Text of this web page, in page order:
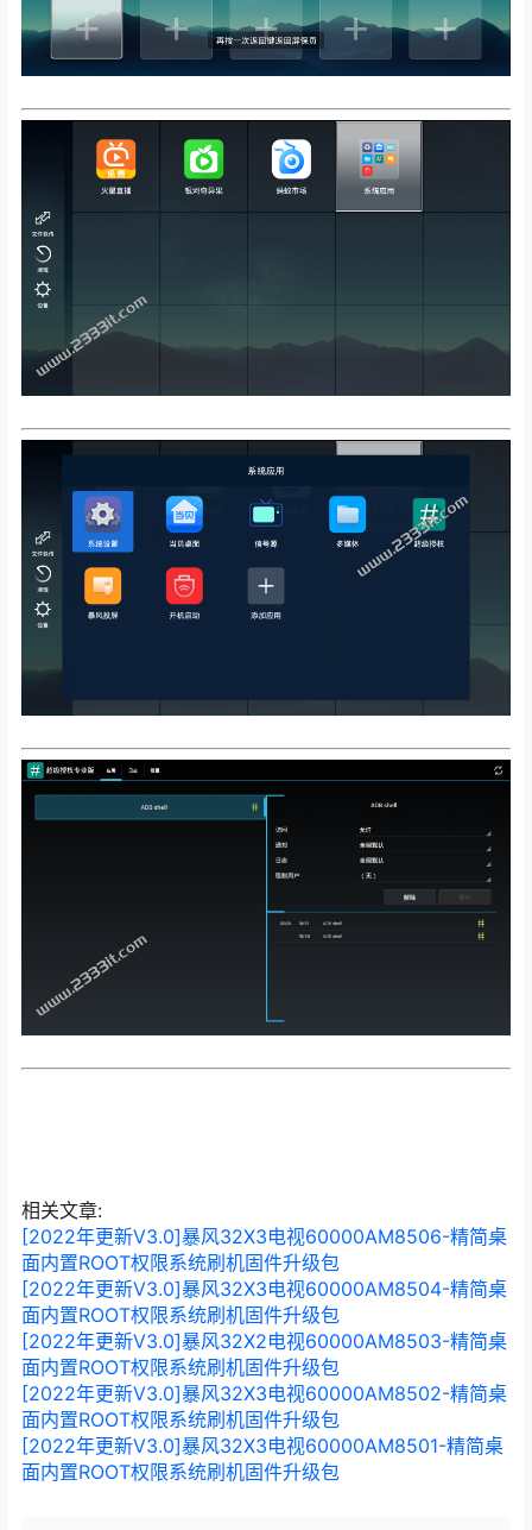
相关文章:
[2022年更新V3.0]暴风32X3电视60000AM8506-精简桌
面内置ROOT权限系统刷机固件升级包
[2022年更新V3.0]暴风32X3电视60000AM8504-精简桌
面内置ROOT权限系统刷机固件升级包
[2022年更新V3.0]暴风32X2电视60000AM8503-精简桌
面内置ROOT权限系统刷机固件升级包
[2022年更新V3.0]暴风32X3电视60000AM8502-精简桌
面内置ROOT权限系统刷机固件升级包
[2022年更新V3.0]暴风32X3电视60000AM8501-精简桌
面内置ROOT权限系统刷机固件升级包